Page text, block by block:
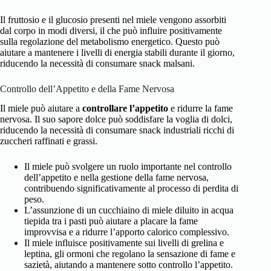
Il fruttosio e il glucosio presenti nel miele vengono assorbiti
dal corpo in modi diversi, il che può influire positivamente
sulla regolazione del metabolismo energetico. Questo può
aiutare a mantenere i livelli di energia stabili durante il giorno,
riducendo la necessità di consumare snack malsani.
Controllo dell’Appetito e della Fame Nervosa
Il miele può aiutare a controllare l’appetito e ridurre la fame
nervosa. Il suo sapore dolce può soddisfare la voglia di dolci,
riducendo la necessità di consumare snack industriali ricchi di
zuccheri raffinati e grassi.
Il miele può svolgere un ruolo importante nel controllo
dell’appetito e nella gestione della fame nervosa,
contribuendo significativamente al processo di perdita di
peso.
L’assunzione di un cucchiaino di miele diluito in acqua
tiepida tra i pasti può aiutare a placare la fame
improvvisa e a ridurre l’apporto calorico complessivo.
Il miele influisce positivamente sui livelli di grelina e
leptina, gli ormoni che regolano la sensazione di fame e
sazietà, aiutando a mantenere sotto controllo l’appetito.